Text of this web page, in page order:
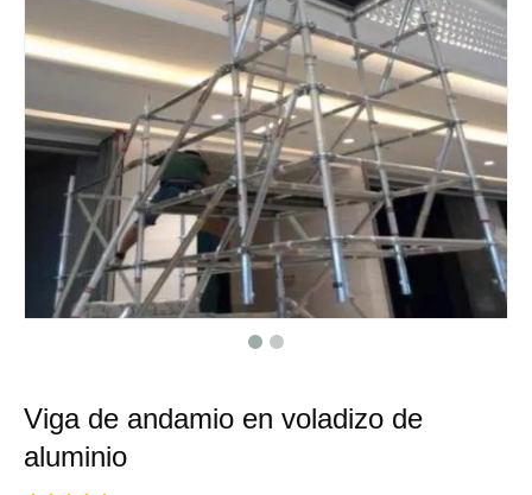
Viga de andamio en voladizo de
aluminio